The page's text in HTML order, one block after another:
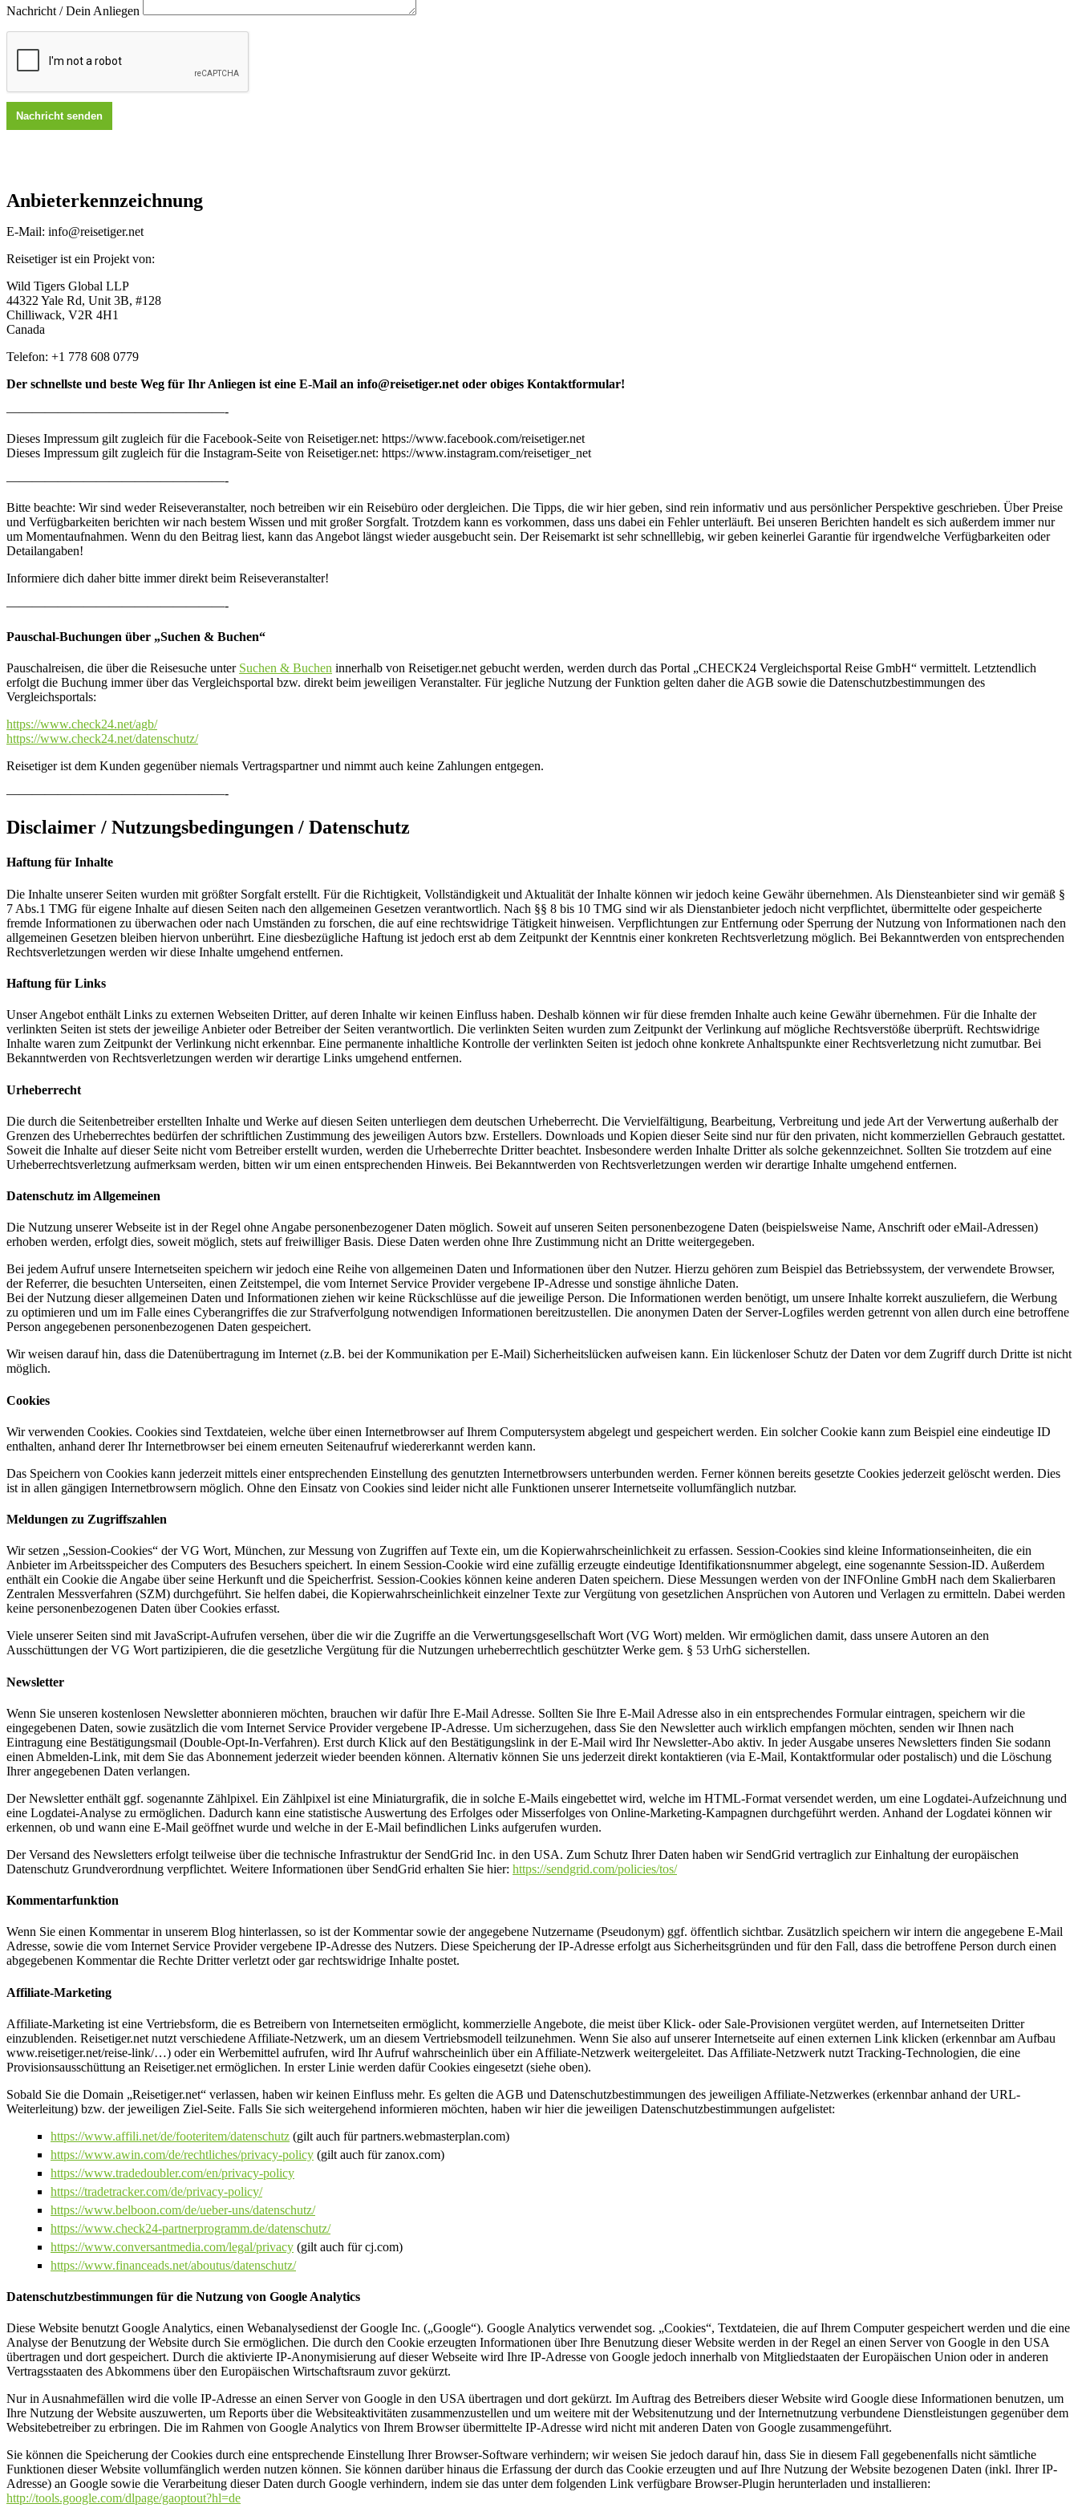
Nachricht / Dein Anliegen
Anbieterkennzeichnung
E-Mail: info@reisetiger.net
Reisetiger ist ein Projekt von:
Wild Tigers Global LLP
44322 Yale Rd, Unit 3B, #128
Chilliwack, V2R 4H1
Canada
Telefon: +1 778 608 0779
Der schnellste und beste Weg für Ihr Anliegen ist eine E-Mail an info@reisetiger.net oder obiges Kontaktformular!
—————————————————-
Dieses Impressum gilt zugleich für die Facebook-Seite von Reisetiger.net: https://www.facebook.com/reisetiger.net
Dieses Impressum gilt zugleich für die Instagram-Seite von Reisetiger.net: https://www.instagram.com/reisetiger_net
—————————————————-
Bitte beachte: Wir sind weder Reiseveranstalter, noch betreiben wir ein Reisebüro oder dergleichen. Die Tipps, die wir hier geben, sind rein informativ und aus persönlicher Perspektive geschrieben. Über Preise
und Verfügbarkeiten berichten wir nach bestem Wissen und mit großer Sorgfalt. Trotzdem kann es vorkommen, dass uns dabei ein Fehler unterläuft. Bei unseren Berichten handelt es sich außerdem immer nur
um Momentaufnahmen. Wenn du den Beitrag liest, kann das Angebot längst wieder ausgebucht sein. Der Reisemarkt ist sehr schnelllebig, wir geben keinerlei Garantie für irgendwelche Verfügbarkeiten oder
Detailangaben!
Informiere dich daher bitte immer direkt beim Reiseveranstalter!
—————————————————-
Pauschal-Buchungen über „Suchen & Buchen“
Pauschalreisen, die über die Reisesuche unter Suchen & Buchen innerhalb von Reisetiger.net gebucht werden, werden durch das Portal „CHECK24 Vergleichsportal Reise GmbH“ vermittelt. Letztendlich
erfolgt die Buchung immer über das Vergleichsportal bzw. direkt beim jeweiligen Veranstalter. Für jegliche Nutzung der Funktion gelten daher die AGB sowie die Datenschutzbestimmungen des
Vergleichsportals:
https://www.check24.net/agb/
https://www.check24.net/datenschutz/
Reisetiger ist dem Kunden gegenüber niemals Vertragspartner und nimmt auch keine Zahlungen entgegen.
—————————————————-
Disclaimer / Nutzungsbedingungen / Datenschutz
Haftung für Inhalte
Die Inhalte unserer Seiten wurden mit größter Sorgfalt erstellt. Für die Richtigkeit, Vollständigkeit und Aktualität der Inhalte können wir jedoch keine Gewähr übernehmen. Als Diensteanbieter sind wir gemäß §
7 Abs.1 TMG für eigene Inhalte auf diesen Seiten nach den allgemeinen Gesetzen verantwortlich. Nach §§ 8 bis 10 TMG sind wir als Dienstanbieter jedoch nicht verpflichtet, übermittelte oder gespeicherte
fremde Informationen zu überwachen oder nach Umständen zu forschen, die auf eine rechtswidrige Tätigkeit hinweisen. Verpflichtungen zur Entfernung oder Sperrung der Nutzung von Informationen nach den
allgemeinen Gesetzen bleiben hiervon unberührt. Eine diesbezügliche Haftung ist jedoch erst ab dem Zeitpunkt der Kenntnis einer konkreten Rechtsverletzung möglich. Bei Bekanntwerden von entsprechenden
Rechtsverletzungen werden wir diese Inhalte umgehend entfernen.
Haftung für Links
Unser Angebot enthält Links zu externen Webseiten Dritter, auf deren Inhalte wir keinen Einfluss haben. Deshalb können wir für diese fremden Inhalte auch keine Gewähr übernehmen. Für die Inhalte der
verlinkten Seiten ist stets der jeweilige Anbieter oder Betreiber der Seiten verantwortlich. Die verlinkten Seiten wurden zum Zeitpunkt der Verlinkung auf mögliche Rechtsverstöße überprüft. Rechtswidrige
Inhalte waren zum Zeitpunkt der Verlinkung nicht erkennbar. Eine permanente inhaltliche Kontrolle der verlinkten Seiten ist jedoch ohne konkrete Anhaltspunkte einer Rechtsverletzung nicht zumutbar. Bei
Bekanntwerden von Rechtsverletzungen werden wir derartige Links umgehend entfernen.
Urheberrecht
Die durch die Seitenbetreiber erstellten Inhalte und Werke auf diesen Seiten unterliegen dem deutschen Urheberrecht. Die Vervielfältigung, Bearbeitung, Verbreitung und jede Art der Verwertung außerhalb der
Grenzen des Urheberrechtes bedürfen der schriftlichen Zustimmung des jeweiligen Autors bzw. Erstellers. Downloads und Kopien dieser Seite sind nur für den privaten, nicht kommerziellen Gebrauch gestattet.
Soweit die Inhalte auf dieser Seite nicht vom Betreiber erstellt wurden, werden die Urheberrechte Dritter beachtet. Insbesondere werden Inhalte Dritter als solche gekennzeichnet. Sollten Sie trotzdem auf eine
Urheberrechtsverletzung aufmerksam werden, bitten wir um einen entsprechenden Hinweis. Bei Bekanntwerden von Rechtsverletzungen werden wir derartige Inhalte umgehend entfernen.
Datenschutz im Allgemeinen
Die Nutzung unserer Webseite ist in der Regel ohne Angabe personenbezogener Daten möglich. Soweit auf unseren Seiten personenbezogene Daten (beispielsweise Name, Anschrift oder eMail-Adressen)
erhoben werden, erfolgt dies, soweit möglich, stets auf freiwilliger Basis. Diese Daten werden ohne Ihre Zustimmung nicht an Dritte weitergegeben.
Bei jedem Aufruf unsere Internetseiten speichern wir jedoch eine Reihe von allgemeinen Daten und Informationen über den Nutzer. Hierzu gehören zum Beispiel das Betriebssystem, der verwendete Browser,
der Referrer, die besuchten Unterseiten, einen Zeitstempel, die vom Internet Service Provider vergebene IP-Adresse und sonstige ähnliche Daten.
Bei der Nutzung dieser allgemeinen Daten und Informationen ziehen wir keine Rückschlüsse auf die jeweilige Person. Die Informationen werden benötigt, um unsere Inhalte korrekt auszuliefern, die Werbung
zu optimieren und um im Falle eines Cyberangriffes die zur Strafverfolgung notwendigen Informationen bereitzustellen. Die anonymen Daten der Server-Logfiles werden getrennt von allen durch eine betroffene
Person angegebenen personenbezogenen Daten gespeichert.
Wir weisen darauf hin, dass die Datenübertragung im Internet (z.B. bei der Kommunikation per E-Mail) Sicherheitslücken aufweisen kann. Ein lückenloser Schutz der Daten vor dem Zugriff durch Dritte ist nicht
möglich.
Cookies
Wir verwenden Cookies. Cookies sind Textdateien, welche über einen Internetbrowser auf Ihrem Computersystem abgelegt und gespeichert werden. Ein solcher Cookie kann zum Beispiel eine eindeutige ID
enthalten, anhand derer Ihr Internetbrowser bei einem erneuten Seitenaufruf wiedererkannt werden kann.
Das Speichern von Cookies kann jederzeit mittels einer entsprechenden Einstellung des genutzten Internetbrowsers unterbunden werden. Ferner können bereits gesetzte Cookies jederzeit gelöscht werden. Dies
ist in allen gängigen Internetbrowsern möglich. Ohne den Einsatz von Cookies sind leider nicht alle Funktionen unserer Internetseite vollumfänglich nutzbar.
Meldungen zu Zugriffszahlen
Wir setzen „Session-Cookies“ der VG Wort, München, zur Messung von Zugriffen auf Texte ein, um die Kopierwahrscheinlichkeit zu erfassen. Session-Cookies sind kleine Informationseinheiten, die ein
Anbieter im Arbeitsspeicher des Computers des Besuchers speichert. In einem Session-Cookie wird eine zufällig erzeugte eindeutige Identifikationsnummer abgelegt, eine sogenannte Session-ID. Außerdem
enthält ein Cookie die Angabe über seine Herkunft und die Speicherfrist. Session-Cookies können keine anderen Daten speichern. Diese Messungen werden von der INFOnline GmbH nach dem Skalierbaren
Zentralen Messverfahren (SZM) durchgeführt. Sie helfen dabei, die Kopierwahrscheinlichkeit einzelner Texte zur Vergütung von gesetzlichen Ansprüchen von Autoren und Verlagen zu ermitteln. Dabei werden
keine personenbezogenen Daten über Cookies erfasst.
Viele unserer Seiten sind mit JavaScript-Aufrufen versehen, über die wir die Zugriffe an die Verwertungsgesellschaft Wort (VG Wort) melden. Wir ermöglichen damit, dass unsere Autoren an den
Ausschüttungen der VG Wort partizipieren, die die gesetzliche Vergütung für die Nutzungen urheberrechtlich geschützter Werke gem. § 53 UrhG sicherstellen.
Newsletter
Wenn Sie unseren kostenlosen Newsletter abonnieren möchten, brauchen wir dafür Ihre E-Mail Adresse. Sollten Sie Ihre E-Mail Adresse also in ein entsprechendes Formular eintragen, speichern wir die
eingegebenen Daten, sowie zusätzlich die vom Internet Service Provider vergebene IP-Adresse. Um sicherzugehen, dass Sie den Newsletter auch wirklich empfangen möchten, senden wir Ihnen nach
Eintragung eine Bestätigungsmail (Double-Opt-In-Verfahren). Erst durch Klick auf den Bestätigungslink in der E-Mail wird Ihr Newsletter-Abo aktiv. In jeder Ausgabe unseres Newsletters finden Sie sodann
einen Abmelden-Link, mit dem Sie das Abonnement jederzeit wieder beenden können. Alternativ können Sie uns jederzeit direkt kontaktieren (via E-Mail, Kontaktformular oder postalisch) und die Löschung
Ihrer angegebenen Daten verlangen.
Der Newsletter enthält ggf. sogenannte Zählpixel. Ein Zählpixel ist eine Miniaturgrafik, die in solche E-Mails eingebettet wird, welche im HTML-Format versendet werden, um eine Logdatei-Aufzeichnung und
eine Logdatei-Analyse zu ermöglichen. Dadurch kann eine statistische Auswertung des Erfolges oder Misserfolges von Online-Marketing-Kampagnen durchgeführt werden. Anhand der Logdatei können wir
erkennen, ob und wann eine E-Mail geöffnet wurde und welche in der E-Mail befindlichen Links aufgerufen wurden.
Der Versand des Newsletters erfolgt teilweise über die technische Infrastruktur der SendGrid Inc. in den USA. Zum Schutz Ihrer Daten haben wir SendGrid vertraglich zur Einhaltung der europäischen
Datenschutz Grundverordnung verpflichtet. Weitere Informationen über SendGrid erhalten Sie hier: https://sendgrid.com/policies/tos/
Kommentarfunktion
Wenn Sie einen Kommentar in unserem Blog hinterlassen, so ist der Kommentar sowie der angegebene Nutzername (Pseudonym) ggf. öffentlich sichtbar. Zusätzlich speichern wir intern die angegebene E-Mail
Adresse, sowie die vom Internet Service Provider vergebene IP-Adresse des Nutzers. Diese Speicherung der IP-Adresse erfolgt aus Sicherheitsgründen und für den Fall, dass die betroffene Person durch einen
abgegebenen Kommentar die Rechte Dritter verletzt oder gar rechtswidrige Inhalte postet.
Affiliate-Marketing
Affiliate-Marketing ist eine Vertriebsform, die es Betreibern von Internetseiten ermöglicht, kommerzielle Angebote, die meist über Klick- oder Sale-Provisionen vergütet werden, auf Internetseiten Dritter
einzublenden. Reisetiger.net nutzt verschiedene Affiliate-Netzwerk, um an diesem Vertriebsmodell teilzunehmen. Wenn Sie also auf unserer Internetseite auf einen externen Link klicken (erkennbar am Aufbau
www.reisetiger.net/reise-link/…) oder ein Werbemittel aufrufen, wird Ihr Aufruf wahrscheinlich über ein Affiliate-Netzwerk weitergeleitet. Das Affiliate-Netzwerk nutzt Tracking-Technologien, die eine
Provisionsausschüttung an Reisetiger.net ermöglichen. In erster Linie werden dafür Cookies eingesetzt (siehe oben).
Sobald Sie die Domain „Reisetiger.net“ verlassen, haben wir keinen Einfluss mehr. Es gelten die AGB und Datenschutzbestimmungen des jeweiligen Affiliate-Netzwerkes (erkennbar anhand der URL-
Weiterleitung) bzw. der jeweiligen Ziel-Seite. Falls Sie sich weitergehend informieren möchten, haben wir hier die jeweiligen Datenschutzbestimmungen aufgelistet:
https://www.affili.net/de/footeritem/datenschutz (gilt auch für partners.webmasterplan.com)
https://www.awin.com/de/rechtliches/privacy-policy (gilt auch für zanox.com)
https://www.tradedoubler.com/en/privacy-policy
https://tradetracker.com/de/privacy-policy/
https://www.belboon.com/de/ueber-uns/datenschutz/
https://www.check24-partnerprogramm.de/datenschutz/
https://www.conversantmedia.com/legal/privacy (gilt auch für cj.com)
https://www.financeads.net/aboutus/datenschutz/
Datenschutzbestimmungen für die Nutzung von Google Analytics
Diese Website benutzt Google Analytics, einen Webanalysedienst der Google Inc. („Google“). Google Analytics verwendet sog. „Cookies“, Textdateien, die auf Ihrem Computer gespeichert werden und die eine
Analyse der Benutzung der Website durch Sie ermöglichen. Die durch den Cookie erzeugten Informationen über Ihre Benutzung dieser Website werden in der Regel an einen Server von Google in den USA
übertragen und dort gespeichert. Durch die aktivierte IP-Anonymisierung auf dieser Webseite wird Ihre IP-Adresse von Google jedoch innerhalb von Mitgliedstaaten der Europäischen Union oder in anderen
Vertragsstaaten des Abkommens über den Europäischen Wirtschaftsraum zuvor gekürzt.
Nur in Ausnahmefällen wird die volle IP-Adresse an einen Server von Google in den USA übertragen und dort gekürzt. Im Auftrag des Betreibers dieser Website wird Google diese Informationen benutzen, um
Ihre Nutzung der Website auszuwerten, um Reports über die Websiteaktivitäten zusammenzustellen und um weitere mit der Websitenutzung und der Internetnutzung verbundene Dienstleistungen gegenüber dem
Websitebetreiber zu erbringen. Die im Rahmen von Google Analytics von Ihrem Browser übermittelte IP-Adresse wird nicht mit anderen Daten von Google zusammengeführt.
Sie können die Speicherung der Cookies durch eine entsprechende Einstellung Ihrer Browser-Software verhindern; wir weisen Sie jedoch darauf hin, dass Sie in diesem Fall gegebenenfalls nicht sämtliche
Funktionen dieser Website vollumfänglich werden nutzen können. Sie können darüber hinaus die Erfassung der durch das Cookie erzeugten und auf Ihre Nutzung der Website bezogenen Daten (inkl. Ihrer IP-
Adresse) an Google sowie die Verarbeitung dieser Daten durch Google verhindern, indem sie das unter dem folgenden Link verfügbare Browser-Plugin herunterladen und installieren:
http://tools.google.com/dlpage/gaoptout?hl=de